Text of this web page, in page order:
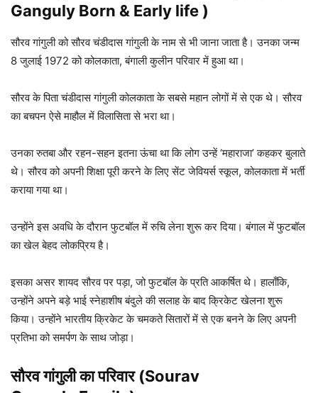
Ganguly Born & Early life )
सौरव गांगुली को सौरव चंडीदास गांगुली के नाम से भी जाना जाता है। उनका जन्म
8 जुलाई 1972 को कोलकाता, बंगाली कुलीन परिवार में हुआ था।
सौरव के पिता चंडीदास गांगुली कोलकाता के सबसे महान लोगों में से एक थे। सौरव
का बचपन ऐसे माहौल में विलासिता से भरा था।
उनका रुतबा और रहन-सहन इतना ऊंचा था कि लोग उन्हें ‘महाराजा’ कहकर बुलाते
थे। सौरव को अपनी शिक्षा पूरी करने के लिए सेंट जेवियर्स स्कूल, कोलकाता में भर्ती
कराया गया था।
उन्होंने इस अवधि के दौरान फुटबॉल में रुचि लेना शुरू कर दिया। बंगाल में फुटबॉल
का खेल बेहद लोकप्रिय है।
इसका असर शायद सौरव पर पड़ा, जो फुटबॉल के प्रति आकर्षित थे। हालाँकि,
उन्होंने अपने बड़े भाई स्नेहाशीष बंदुले की सलाह के बाद क्रिकेट खेलना शुरू
किया। उन्होंने भारतीय क्रिकेट के चमकते सितारों में से एक बनने के लिए अपनी
प्रतिभा को समर्पण के साथ जोड़ा।
सौरव गांगुलीका परिवार (Sourav